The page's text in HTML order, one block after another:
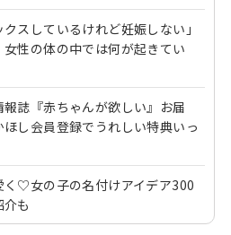
クスしているけれど妊娠しない」
性の体の中では何が起きてい
誌『赤ちゃんが欲しい』お届
ほし会員登録でうれしい特典いっ
く♡女の子の名付けアイデア300
も